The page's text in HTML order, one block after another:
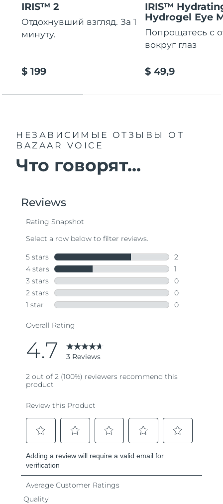
IRIS™ 2
Отдохнувший взгляд. За 1
минуту.
$ 199
IRIS™
Hydrogel Eye
Попрощатесь с
вокруг глаз
$ 49,9
НЕЗАВИСИМЫЕ ОТЗЫВЫ
ОТ
BAZAAR VOICE
Что говорят...